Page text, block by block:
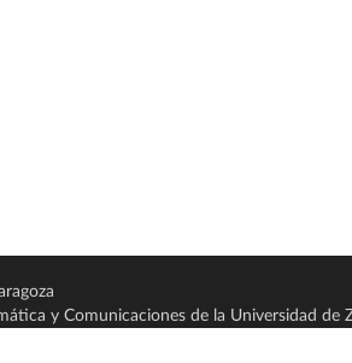
y Comunicaciones de la Universidad de